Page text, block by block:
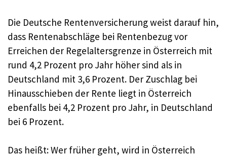
Die Deutsche Rentenversicherung weist darauf hin,
dass Rentenabschläge bei Rentenbezug vor
Erreichen der Regelaltersgrenze in Österreich mit
rund 4,2 Prozent pro Jahr höher sind als in
Deutschland mit 3,6 Prozent. Der Zuschlag bei
Hinausschieben der Rente liegt in Österreich
ebenfalls bei 4,2 Prozent pro Jahr, in Deutschland
bei 6 Prozent.
Das heißt: Wer früher geht, wird in Österreich